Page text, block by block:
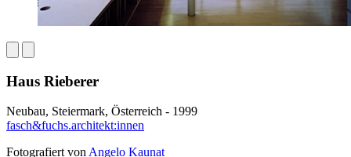
Haus Rieberer
Neubau, Steiermark, Österreich - 1999
fasch&fuchs.architekt:innen
Fotografiert vonAngelo Kaunat